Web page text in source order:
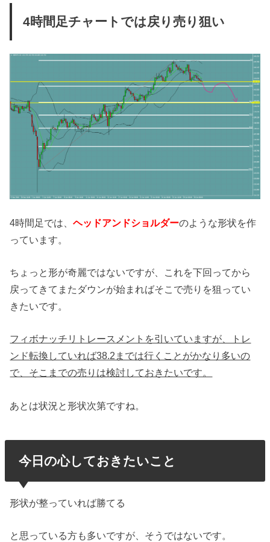
4時間足チャートでは戻り売り狙い
4時間足では、ヘッドアンドショルダーのような形状を作
っています。
ちょっと形が奇麗ではないですが、これを下回ってから
戻ってきてまたダウンが始まればそこで売りを狙ってい
きたいです。
フィボナッチリトレースメントを引いていますが、トレ
ンド転換していれば38.2までは行くことがかなり多いの
で、そこまでの売りは検討しておきたいです。
あとは状況と形状次第ですね。
今日の心しておきたいこと
形状が整っていれば勝てる
と思っている方も多いですが、そうではないです。